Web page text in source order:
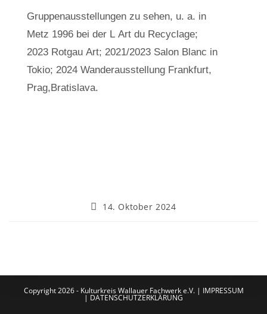
Gruppenausstellungen zu sehen, u. a. in
Metz 1996 bei der L Art du Recyclage;
2023 Rotgau Art; 2021/2023 Salon Blanc in
Tokio; 2024 Wanderausstellung Frankfurt,
Prag,Bratislava.
14. Oktober 2024
Copyright 2026 - Kulturkreis Wallauer Fachwerk e.V. | IMPRESSUM
| DATENSCHUTZERKLÄRUNG